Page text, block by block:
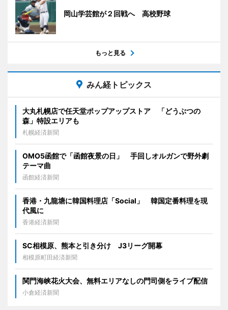
岡山学芸館が２回戦へ 高校野球
もっと見る
みん経トピックス
大丸札幌店で任天堂ポップアップストア 「どうぶつの
森」特設エリアも
札幌経済新聞
OMO5函館で「函館夜景の日」 手回しオルガンで野外劇
テーマ曲
函館経済新聞
香港・九龍塘に韓国料理店「Social」 韓国定番料理を現
代風に
香港経済新聞
SC相模原、熊本と引き分け J3リーグ開幕
相模原町田経済新聞
関門海峡花火大会、無料エリアなしの門司側をライブ配信
小倉経済新聞